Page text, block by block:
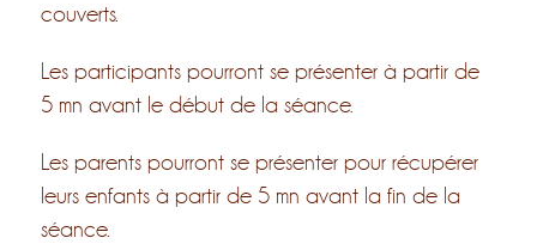
couverts.
Les participants pourront se présenter à partir de
5 mn avant le début de la séance.
Les parents pourront se présenter pour récupérer
leurs enfants à partir de 5 mn avant la fin de la
séance.